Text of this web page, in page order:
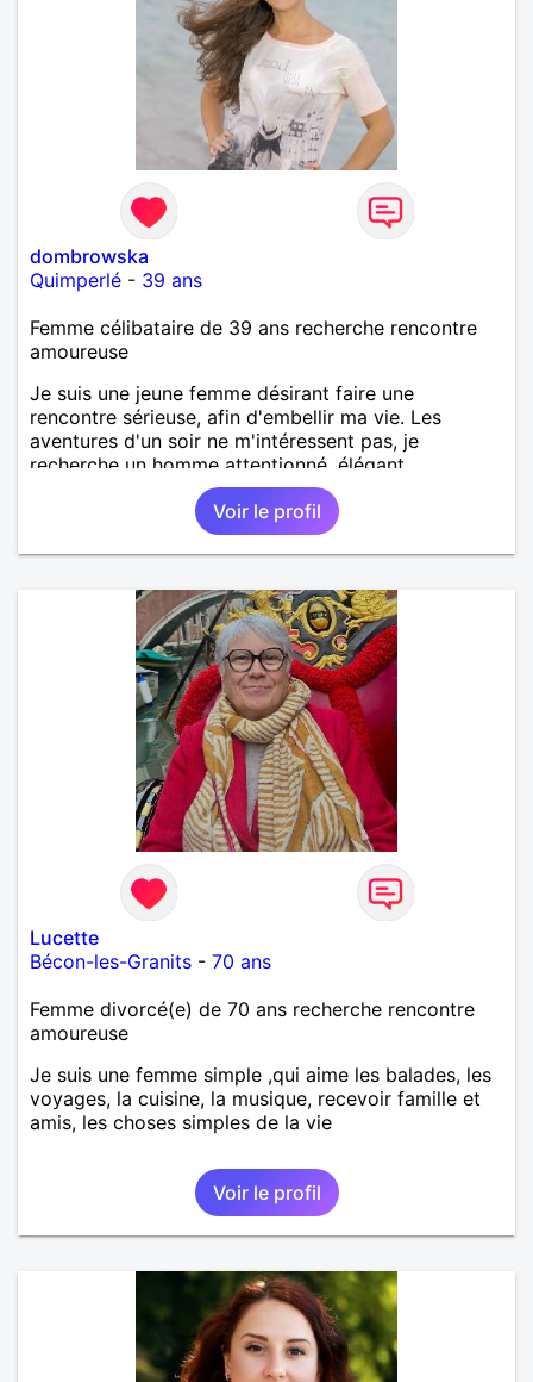
dombrowska
Quimperlé - 39 ans
Femme célibataire de 39 ans recherche rencontre
amoureuse
Je suis une jeune femme désirant faire une
rencontre sérieuse, afin d'embellir ma vie. Les
aventures d'un soir ne m'intéressent pas, je
recherche un homme attentionné, élégant,
romantique, sensible.
Voir le profil
Lucette
Bécon-les-Granits - 70 ans
Femme divorcé(e) de 70 ans recherche rencontre
amoureuse
Je suis une femme simple ,qui aime les balades, les
voyages, la cuisine, la musique, recevoir famille et
amis, les choses simples de la vie
Voir le profil